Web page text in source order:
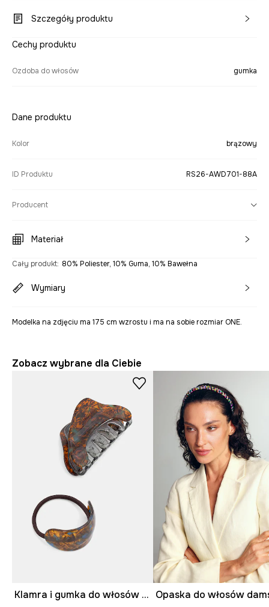
Szczegóły produktu
Cechy produktu
Ozdoba do włosów gumka
Dane produktu
Kolor brązowy
ID Produktu RS26-AWD701-88A
Producent
Materiał
Cały produkt: 80% Poliester, 10% Guma, 10% Bawełna
Wymiary
Modelka na zdjęciu ma 175 cm wzrostu i ma na sobie rozmiar ONE.
Zobacz wybrane dla Ciebie
Klamra i gumka do włosów damska 2-pack